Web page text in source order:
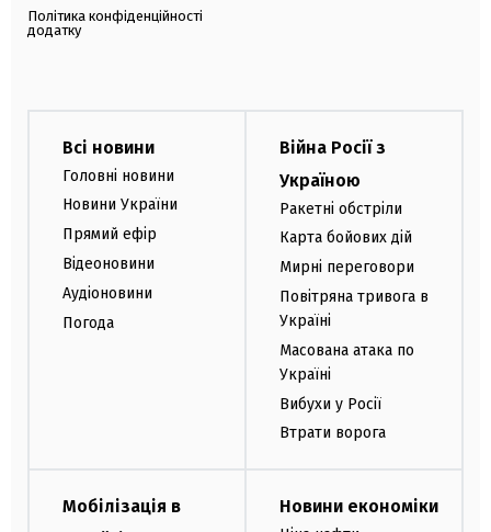
Політика конфіденційності
додатку
Всі новини
Головні новини
Новини України
Прямий ефір
Відеоновини
Аудіоновини
Погода
Війна Росії з
Україною
Ракетні обстріли
Карта бойових дій
Мирні переговори
Повітряна тривога в
Україні
Масована атака по
Україні
Вибухи у Росії
Втрати ворога
Мобілізація в
Новини економіки